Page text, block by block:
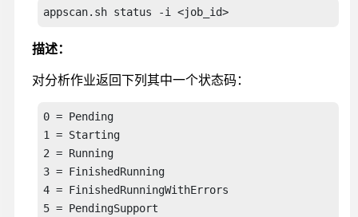
appscan.sh status -i <job_id>
描述：
对分析作业返回下列其中一个状态码：
0 = Pending
1 = Starting
2 = Running
3 = FinishedRunning
4 = FinishedRunningWithErrors
5 = PendingSupport